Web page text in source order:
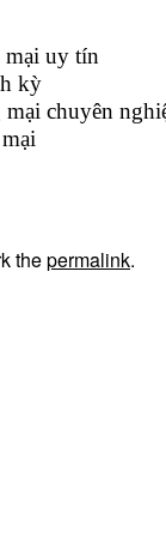
mại uy tín
kỳ
chuyên
thepermalink.